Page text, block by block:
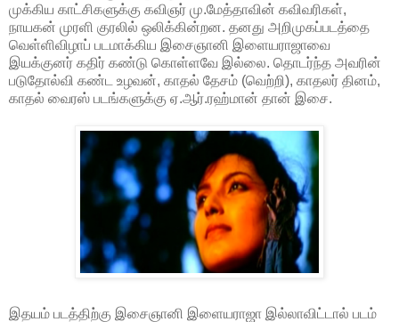
முக்கிய காட்சிகளுக்கு கவிஞர் மு.மேத்தாவின் கவிவரிகள்,
நாயகன் முரளி குரலில் ஒலிக்கின்றன. தனது அறிமுகப்படத்தை
வெள்ளிவிழாப் படமாக்கிய இசைஞானி இளையராஜாவை
இயக்குனர் கதிர் கண்டு கொள்ளவே இல்லை. தொடர்ந்த அவரின்
படுதோல்வி கண்ட உழவன், காதல் தேசம் (வெற்றி), காதலர் தினம்,
காதல் வைரஸ் படங்களுக்கு ஏ.ஆர்.ரஹ்மான் தான் இசை.
இதயம் படத்திற்கு இசைஞானி இளையராஜா இல்லாவிட்டால் படம்